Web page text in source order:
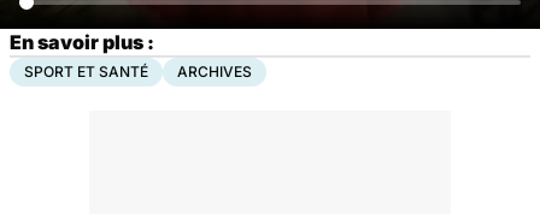
En savoir plus :
SPORT ET SANTÉ ARCHIVES